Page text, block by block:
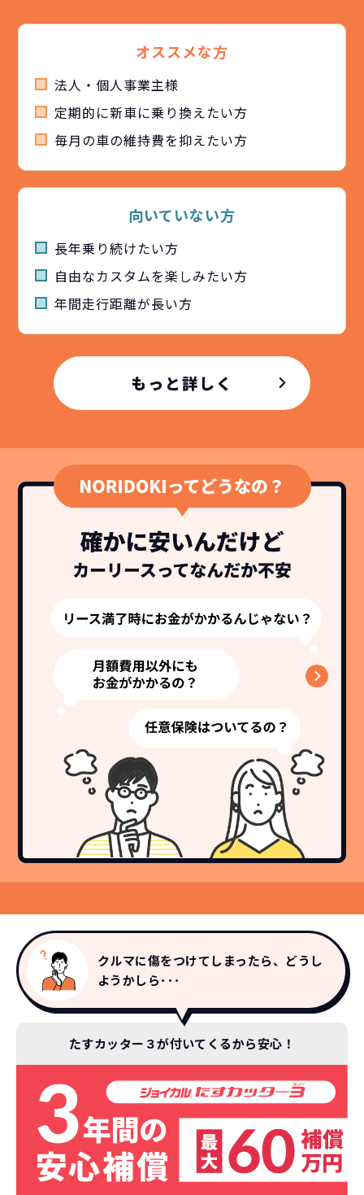
どこよりも安くご契約いただけます！
頭金不要で超低価格！憧れのクルマが手軽に乗れ
ます！
安さの秘密
高残価設定を実現！
ジョイカルジャパンが今まで培ってきた
ノウハウを集約することでこの「超高残
また特定の車両に絞ることによりこの価
格設定が可能となりました。
お車を返却いただく
必要があるため
通常のカーリースの場合、そのまま継続
して乗るか、購入するかなどを選べます。
しかし、NORIDOKIの場合は、車両を必
とで「超低価格」を実現しています。
短期間だから安心！
NORIDOKIなら短期リースでも安いんです！常
に新車なので故障の心配がありませんし、急なラ
イフスタイルの変化にも対応が可能です。
故障リスクが非常に低い
に少なくなります。例え故障してもメーカ
契約リスクが 少ない
ライフスタイルに合わせたお車の選択が
できます。急な引っ越し、転勤、家族が増
えるなど。その時その時の状況に合わせ
新型の新車に定期的に乗換
車はだいたい３年くらいで飽きると言わ
れています。
もちろん、その人によりますが、最新型
車に常に乗り続けられるのは気持ちよ
く、人にも自慢できます！
月々定額料金で安心
NORIDOKIなら頭金・ボーナス払い・諸経費・税
金など一切不要！ 月々「定額料金」をお支払い
いただくだけでご利用いただけます。
新車購入時の税金や
諸費用などが不要
用｣や「各種税金」は車両本体以外にかか
ります。
継続的にかかる費用が
コミコミ
維持にかかる、毎年の｢自動車税｣はコミ
コミ。3年契約なので通常車検時にかかる
｢自動車重量税｣、｢自賠責保険料｣「整備
料」などが不要となります。
オススメな方
法人・個人事業主様
定期的に新車に乗り換えたい方
毎月の車の維持費を抑えたい方
向いていない方
長年乗り続けたい方
自由なカスタムを楽しみたい方
年間⾛⾏距離が⻑い方
もっと詳しく
クルマに傷をつけてしまったら、どうし
ようかしら･･･
たすカッター３が付いてくるから安心！